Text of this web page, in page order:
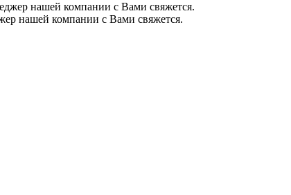
нашей компании с Вами свяжется.
нашей компании с Вами свяжется.